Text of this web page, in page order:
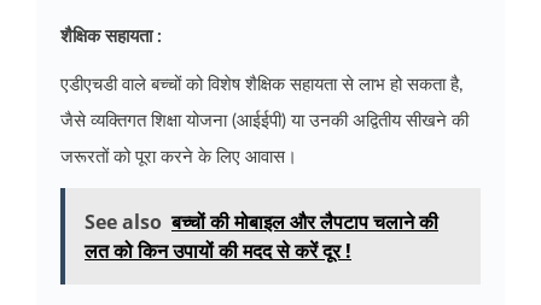
शैक्षिक सहायता :
एडीएचडी वाले बच्चों को विशेष शैक्षिक सहायता से लाभ हो सकता है,
जैसे व्यक्तिगत शिक्षा योजना (आईईपी) या उनकी अद्वितीय सीखने की
जरूरतों को पूरा करने के लिए आवास।
See also बच्‍चों की मोबाइल और लैपटाप चलाने की
लत को किन उपायों की मदद से करें दूर !